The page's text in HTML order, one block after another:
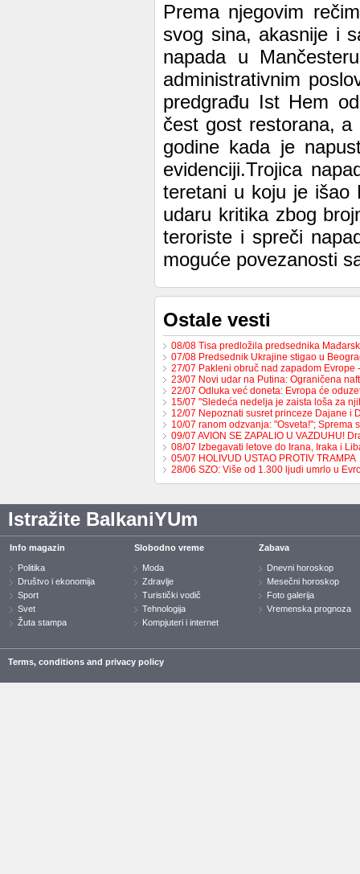
Prema njegovim
svog sina, akasnije i
napada u
administrativnim
predgrađu Ist Hem
čest gost restorana,
godine kada je
evidenciji.Trojica
teretani u koju je išao
udaru kritika zbog
teroriste i spreči
moguće povezanosti
Ostale vesti
08/08 Tisa predložila predsednika
07/08 Predsednik Ukrajine stigao u
27/07 Pakleni obruč nad zapadom Evrope
23/07 Novi udar na Putina: Ograničena
22/07 Odluka već doneta: Evropa će
15/07 "Sledeća nedelja je zaista loša za
12/07 Nepoznati susret princeze Dajane i
10/07 ranom odzvanja: "Osveta!"; Sprema
09/07 AVION SE ZAPALIO U VAZDUHU!
08/07 Izbegavati letove do Irana, Iraka i
05/07 HOLIVUD USTAO PROTIV TRAMPA
28/06 SZO: Više od 1.300 ljudi umrlo u
Istražite BalkaniYUm
Info magazin
Politika
Društvo i ekonomija
Sport
Svet
Žuta stampa
Slobodno vreme
Moda
Zdravlje
Turistički vodič
Tehnologija
Kompjuteri i internet
Zabava
Dnevni horoskop
Mesečni horoskop
Foto galerija
Vremenska prognoza
Terms, conditions and privacy policy